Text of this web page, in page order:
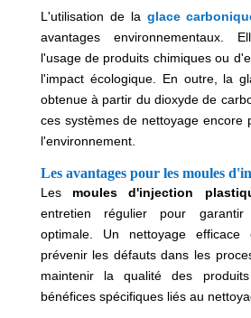
L'utilisation de la glace
avantages environnementaux.
l'usage de produits chimiques ou
l'impact écologique. En outre, la
obtenue à partir du dioxyde de
ces systèmes de nettoyage encore
l'environnement.
Les avantages pour les moules
Les moules d'injection
entretien régulier pour garantir
optimale. Un nettoyage efficace
prévenir les défauts dans les
maintenir la qualité des
bénéfices spécifiques liés au